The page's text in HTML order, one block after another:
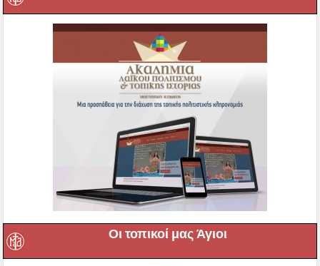
Οι τοπικοί μας Άγιοι